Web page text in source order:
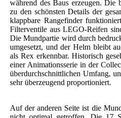
während des Baus erzeugen. Die
zu den schönsten Details der
klappbare Rangefinder
Filterventile aus LEGO-Reifen
Die Mundpartie wird durch
umgesetzt, und der Helm bleibt
als Rex erkennbar. Historisch
einer Animationsserie in der
überdurchschnittlichen Umfang,
sehr überzeugend proportioniert.
Auf der anderen Seite ist die